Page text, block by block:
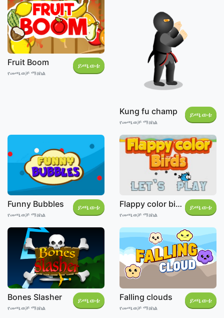
Fruit Boom
የመጫወቻ ማዕከል
ይጫወቱ
Kung fu champ
የመጫወቻ ማዕከል
ይጫወቱ
Funny Bubbles
የመጫወቻ ማዕከል
ይጫወቱ Flappy color birds
የመጫወቻ ማዕከል
ይጫወቱ
Bones Slasher
የመጫወቻ ማዕከል
ይጫወቱ Falling clouds
የመጫወቻ ማዕከል
ይጫወቱ